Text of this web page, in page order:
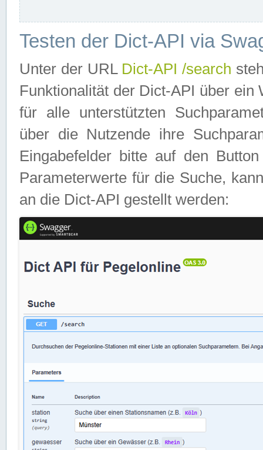
Testen der Dict-API via
Unter der URL Dict-API /search
Funktionalität der Dict-API über
für alle unterstützten
über die Nutzende ihre
Eingabefelder bitte auf den
Parameterwerte für die Suche,
an die Dict-API gestellt werden: